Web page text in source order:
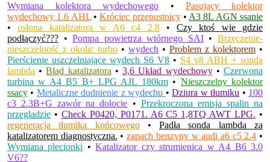
Wymiana kolektora wydechowego •Pasujący kolektor
wydechowy 1.6 AHL•Króciec przepustnicy• A3 8L AGN ssanie
•osłona katalizatora w A6 c4 2.8•Czy ktoś wie gdzie
podłączyć??? •Pompa powietrza wtórnego SAI•Brzęczenie-
nieszczelność z okolic turbo • wydech • Problem z kolektorem •
Pierścienie uszczelniające wydech S6 V8 • S4 v8 ABH + sonda
lambda •Błąd katalizatora •3,6 Układ wydechowy•Czerwona
turbina w A4 B5 B+ LPG AJL 180km• Nieszczelny kolektor
ssacy • Metaliczne dudnienie z wydechu •Dziura w tłumiku • 100
c3 2.3B+G zawór na dolocie • Przekroczona emisja spalin na
przegladzie • Check P0420, P0171. A6 C5 1,8TQ AWT LPG. •
regeneracja tłumika końcowego•Padła sonda lambda za
katalizatorem diagnostyczna. •zapach benzyny w audi a6 c5 2.4 •
Wymiana plecionki •Katalizator czy strumienica w A4 B6 3.0
V6??